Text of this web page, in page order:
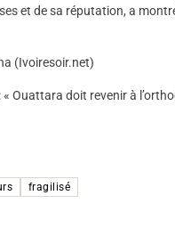
et de sa réputation, a
(Ivoiresoir.net)
« Ouattara doit revenir à
fragilisé